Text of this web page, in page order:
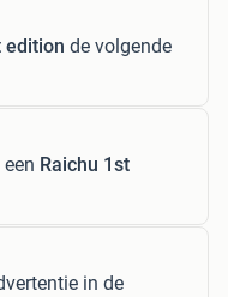
edition de volgende
Raichu 1st
in de